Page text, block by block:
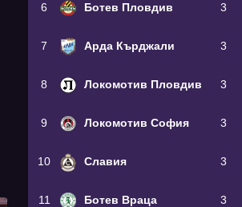
6 Ботев Пловдив 3
7 Арда Кърджали 3
8 Локомотив Пловдив 3
9 Локомотив София 3
10 Славия 3
11 Ботев Враца 3